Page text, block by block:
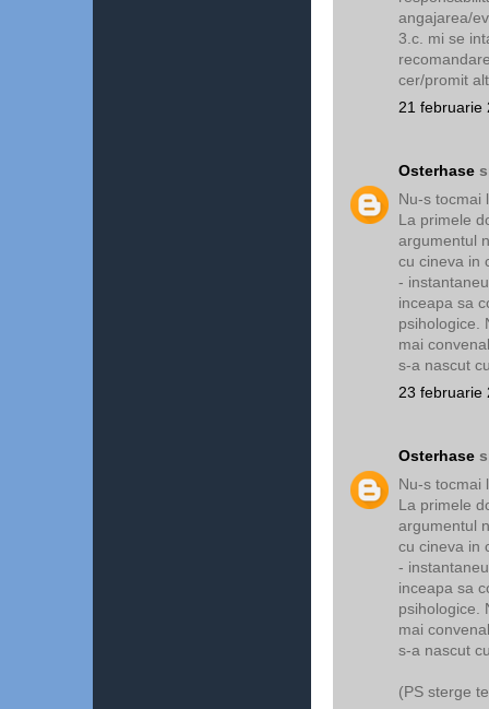
angajarea/
3.c. mi se
cer/promit
21 februarie
Osterhase
Nu-s tocmai
La primele
argumentul
cu cineva in
-
inceapa sa
psihologice.
mai
s-a nascut
23 februarie
Osterhase
Nu-s tocmai
La primele
argumentul
cu cineva in
-
inceapa sa
psihologice.
mai
s-a nascut
(PS sterge